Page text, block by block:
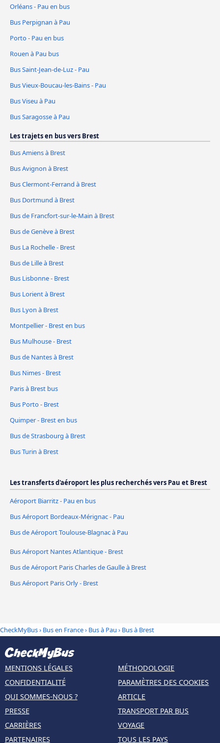
Orléans - Pau en bus
Bus Perpignan à Pau
Porto - Pau en bus
Rouen à Pau bus
Bus Saint-Jean-de-Luz - Pau
Bus Vieux-Boucau-les-Bains - Pau
Bus Viseu à Pau
Bus Saragosse à Pau
Les trajets en bus vers Brest
Bus Amiens à Brest
Bus Avignon à Brest
Bus Clermont-Ferrand à Brest
Bus Dortmund à Brest
Bus de Francfort-sur-le-Main à Brest
Bus de Genève à Brest
Bus La Rochelle - Brest
Bus de Lille à Brest
Bus Lisbonne - Brest
Bus Lorient à Brest
Bus Lyon à Brest
Montpellier - Brest en bus
Bus Mulhouse - Brest
Bus de Nantes à Brest
Bus Nimes - Brest
Paris à Brest bus
Bus Porto - Brest
Quimper - Brest en bus
Bus de Strasbourg à Brest
Bus Turin à Brest
Les transferts d'aéroport les plus recherchés vers Pau et Brest
Aéroport Biarritz - Pau en bus
Bus Aéroport Bordeaux-Mérignac - Pau
Bus de Aéroport Toulouse-Blagnac à Pau
Bus Aéroport Nantes Atlantique - Brest
Bus de Aéroport Paris Charles de Gaulle à Brest
Bus Aéroport Paris Orly - Brest
CheckMyBus› Bus en France› Bus à Pau › Bus à Brest
MENTIONS LÉGALES
CONFIDENTIALITÉ
QUI SOMMES-NOUS ?
PRESSE
CARRIÈRES
PARTENAIRES
MÉTHODOLOGIE
PARAMÈTRES DES COOKIES
ARTICLE
TRANSPORT PAR BUS
VOYAGE
TOUS LES PAYS